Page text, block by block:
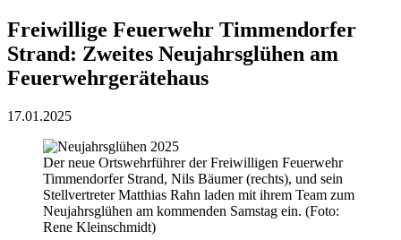
Freiwillige Feuerwehr Timmendorfer
Strand: Zweites Neujahrsglühen am
Feuerwehrgerätehaus
17.01.2025
Der neue Ortswehrführer der Freiwilligen Feuerwehr
Timmendorfer Strand, Nils Bäumer (rechts), und sein
Stellvertreter Matthias Rahn laden mit ihrem Team zum
Neujahrsglühen am kommenden Samstag ein. (Foto:
Rene Kleinschmidt)